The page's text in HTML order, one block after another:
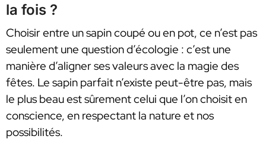
la fois ?
Choisir entre un sapin coupé ou en pot, ce n’est pas
seulement une question d’écologie : c’est une
manière d’aligner ses valeurs avec la magie des
fêtes. Le sapin parfait n’existe peut-être pas, mais
le plus beau est sûrement celui que l’on choisit en
conscience, en respectant la nature et nos
possibilités.